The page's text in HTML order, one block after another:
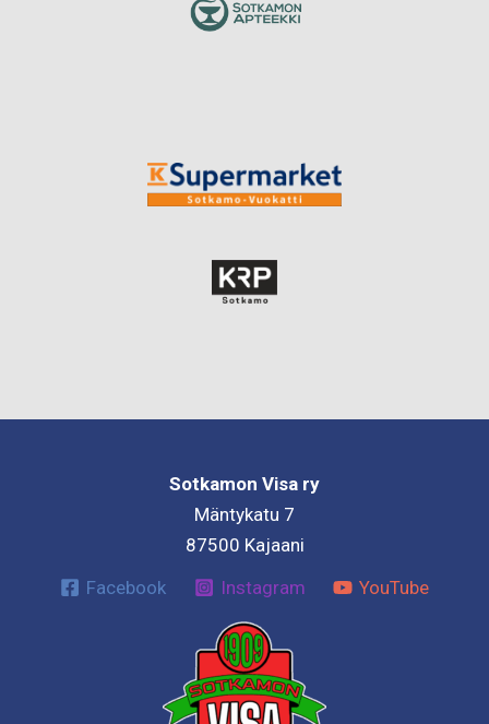
Sotkamon Visa ry
Mäntykatu 7
87500 Kajaani
Facebook
Instagram YouTube